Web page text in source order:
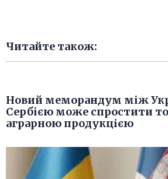
Читайте також:
Новий меморандум між
Сербією може спростити
аграрною продукцією